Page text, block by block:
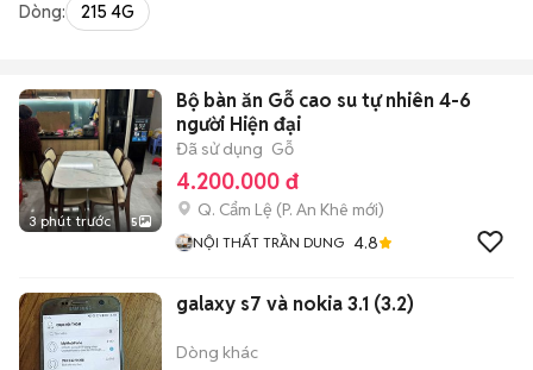
Dòng: 215 4G
3 phút trước 5
Bộ bàn ăn Gỗ cao su tự nhiên 4-6
người Hiện đại
Đã sử dụng Gỗ
4.200.000 đ
Q. Cẩm Lệ (P. An Khê mới)
NỘI THẤT TRẦN DUNG 4.8
galaxy s7 và nokia 3.1 (3.2)
Dòng khác